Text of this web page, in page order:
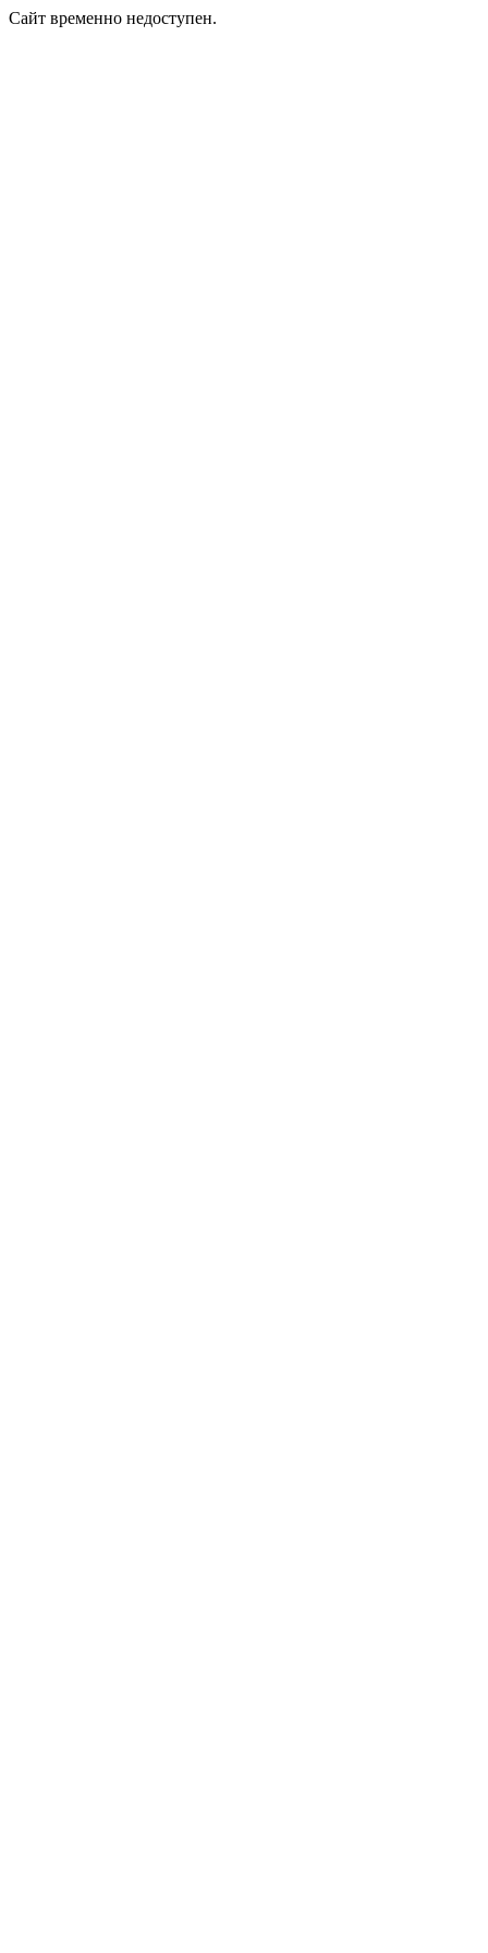
Сайт временно недоступен.